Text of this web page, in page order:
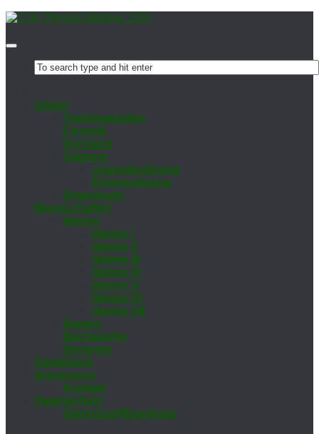
Ver­ein
Trai­nings­zei­ten
Chro­nik
Vor­stand
Sat­zung
Ju­gend­ord­nung
Eh­ren­ord­nung
Down­loads
Mann­schaf­ten
Her­ren
Her­ren I
Her­ren II
Her­ren III
Her­ren IV
Her­ren V
Her­ren VI
Her­ren VII
Da­men
Nach­wuchs
Se­nio­ren
Gäs­te­buch
Im­pres­sum
Kon­takt
Da­ten­schutz
Da­ten­zu­griffs­an­fra­ge